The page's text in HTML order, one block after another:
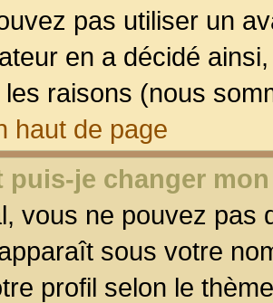
pas utiliser un
en a décidé
raisons (nous
haut de page
puis-je changer
vous ne pouvez pas
sous votre
profil selon le